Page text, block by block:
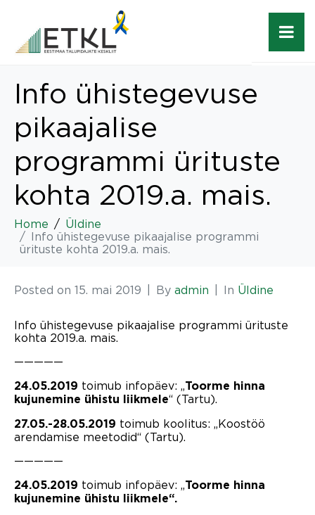
Info ühistegevuse
pikaajalise
programmi ürituste
kohta 2019.a. mais.
Home
Üldine
Info ühistegevuse pikaajalise programmi
ürituste kohta 2019.a. mais.
Posted on 15. mai 2019 By admin In Üldine
Info ühistegevuse pikaajalise programmi ürituste
kohta 2019.a. mais.
—————
24.05.2019 toimub infopäev: „Toorme hinna
kujunemine ühistu liikmele“ (Tartu).
27.05.-28.05.2019 toimub koolitus: „Koostöö
arendamise meetodid“ (Tartu).
—————
24.05.2019 toimub infopäev: „Toorme hinna
kujunemine ühistu liikmele“.